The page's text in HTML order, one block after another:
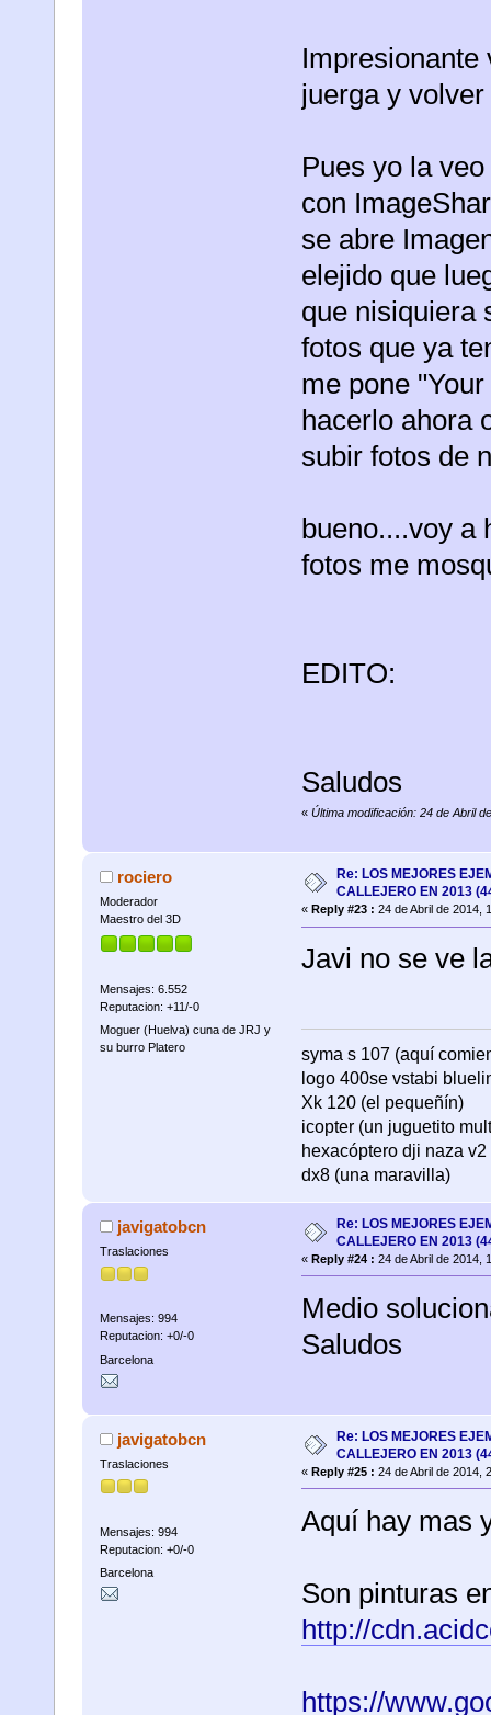
juerga y
Pues yo la
con
se abre
elejido que
que nisiquiera
fotos que ya
me pone
hacerlo ahora
subir fotos de
bueno....voy a
fotos me
EDITO:
Saludos
« Última modificación: 24 de Abril
rociero
Moderador
Maestro del 3D
Mensajes: 6.552
Reputacion: +11/-0
Moguer (Huelva) cuna de JRJ y
su burro Platero
Re: LOS MEJORES
CALLEJERO EN 2013
« Reply #23 : 24 de Abril de 2014,
Javi no se ve
syma s 107 (aquí
logo 400se vstabi
Xk 120 (el pequeñín)
icopter (un juguetito
hexacóptero dji naza
dx8 (una maravilla)
javigatobcn
Traslaciones
Mensajes: 994
Reputacion: +0/-0
Barcelona
Re: LOS MEJORES
CALLEJERO EN 2013
« Reply #24 : 24 de Abril de 2014,
Medio
Saludos
javigatobcn
Traslaciones
Mensajes: 994
Reputacion: +0/-0
Barcelona
Re: LOS MEJORES
CALLEJERO EN 2013
« Reply #25 : 24 de Abril de 2014,
Aquí hay mas
Son pinturas
http://
https://